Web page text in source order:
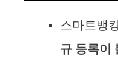
스마트뱅
규 등록이